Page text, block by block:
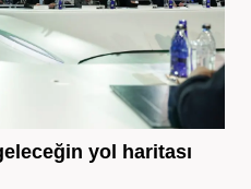
yol haritası